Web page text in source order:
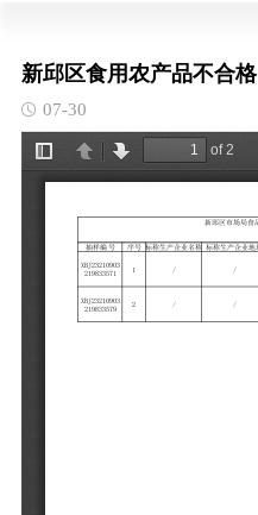
新邱区食用农产品不合格
07-30